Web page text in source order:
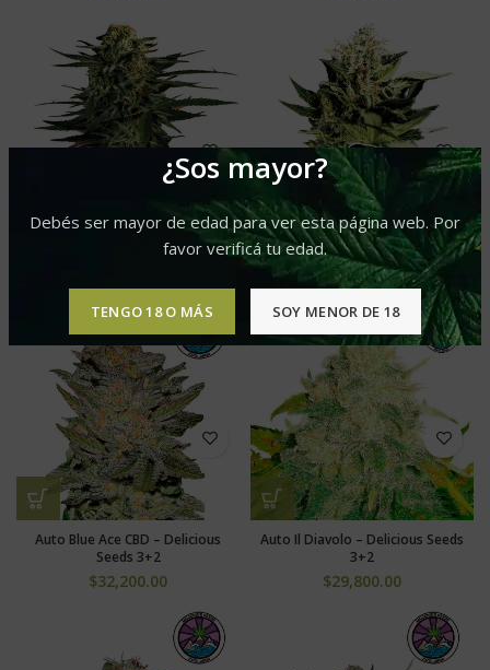
¿Sos mayor?
Debés ser mayor de edad para ver esta página web. Por
favor verificá tu edad.
TENGO 18 O MÁS SOY MENOR DE 18
Green Tiger Fast Version – BSF El Gaucho Faster Fem – BSF
$ 45,600.00
Auto Blue Ace CBD – Delicious
Seeds 3+2
$32,200.00
Auto Il Diavolo – Delicious Seeds
3+2
$29,800.00